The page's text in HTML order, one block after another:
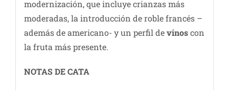
modernización, que incluye crianzas más
moderadas, la introducción de roble francés –
además de americano- y un perfil devinoscon
la fruta más presente.
NOTAS DE CATA